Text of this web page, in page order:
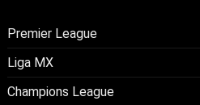
Premier League
Liga MX
Champions League